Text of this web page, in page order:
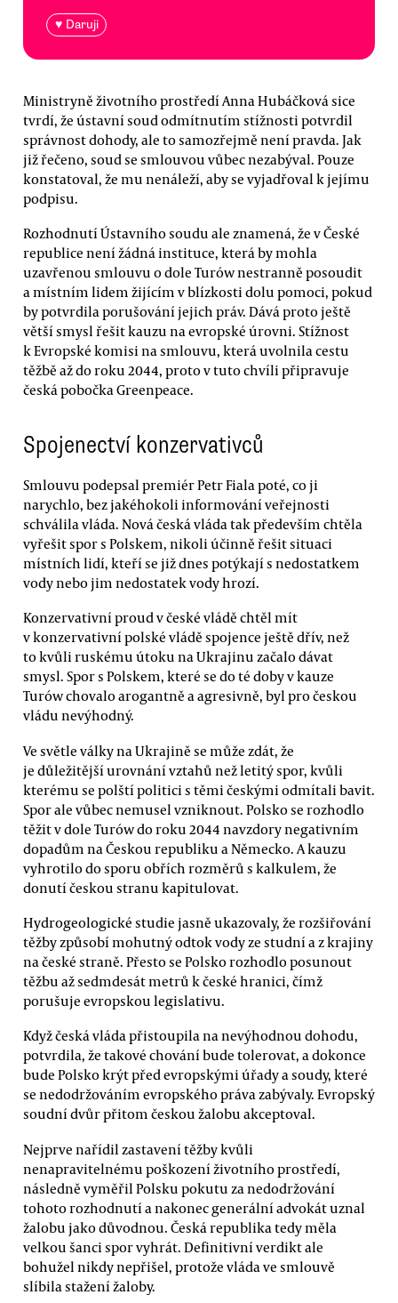
♥ Daruji
Ministryně životního prostředí Anna Hubáčková sice
tvrdí, že ústavní soud odmítnutím stížnosti potvrdil
správnost dohody, ale to samozřejmě není pravda. Jak
již řečeno, soud se smlouvou vůbec nezabýval. Pouze
konstatoval, že mu nenáleží, aby se vyjadřoval k jejímu
podpisu.
Rozhodnutí Ústavního soudu ale znamená, že v České
republice není žádná instituce, která by mohla
uzavřenou smlouvu o dole Turów nestranně posoudit
a místním lidem žijícím v blízkosti dolu pomoci, pokud
by potvrdila porušování jejich práv. Dává proto ještě
větší smysl řešit kauzu na evropské úrovni. Stížnost
k Evropské komisi na smlouvu, která uvolnila cestu
těžbě až do roku 2044, proto v tuto chvíli připravuje
česká pobočka Greenpeace.
Spojenectví konzervativců
Smlouvu podepsal premiér Petr Fiala poté, co ji
narychlo, bez jakéhokoli informování veřejnosti
schválila vláda. Nová česká vláda tak především chtěla
vyřešit spor s Polskem, nikoli účinně řešit situaci
místních lidí, kteří se již dnes potýkají s nedostatkem
vody nebo jim nedostatek vody hrozí.
Konzervativní proud v české vládě chtěl mít
v konzervativní polské vládě spojence ještě dřív, než
to kvůli ruskému útoku na Ukrajinu začalo dávat
smysl. Spor s Polskem, které se do té doby v kauze
Turów chovalo arogantně a agresivně, byl pro českou
vládu nevýhodný.
Ve světle války na Ukrajině se může zdát, že
je důležitější urovnání vztahů než letitý spor, kvůli
kterému se polští politici s těmi českými odmítali bavit.
Spor ale vůbec nemusel vzniknout. Polsko se rozhodlo
těžit v dole Turów do roku 2044 navzdory negativním
dopadům na Českou republiku a Německo. A kauzu
vyhrotilo do sporu obřích rozměrů s kalkulem, že
donutí českou stranu kapitulovat.
Hydrogeologické studie jasně ukazovaly, že rozšiřování
těžby způsobí mohutný odtok vody ze studní a z krajiny
na české straně. Přesto se Polsko rozhodlo posunout
těžbu až sedmdesát metrů k české hranici, čímž
porušuje evropskou legislativu.
Když česká vláda přistoupila na nevýhodnou dohodu,
potvrdila, že takové chování bude tolerovat, a dokonce
bude Polsko krýt před evropskými úřady a soudy, které
se nedodržováním evropského práva zabývaly. Evropský
soudní dvůr přitom českou žalobu akceptoval.
Nejprve nařídil zastavení těžby kvůli
nenapravitelnému poškození životního prostředí,
následně vyměřil Polsku pokutu za nedodržování
tohoto rozhodnutí a nakonec generální advokát uznal
žalobu jako důvodnou. Česká republika tedy měla
velkou šanci spor vyhrát. Definitivní verdikt ale
bohužel nikdy nepřišel, protože vláda ve smlouvě
slíbila stažení žaloby.